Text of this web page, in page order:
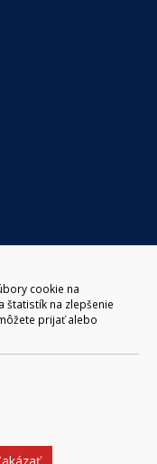
cookie na
štatistík na zlepšenie
prijať alebo
Štefánika 1, Brezno
302 Email:
prevádzkovateľ:
nad Hronom 965 01